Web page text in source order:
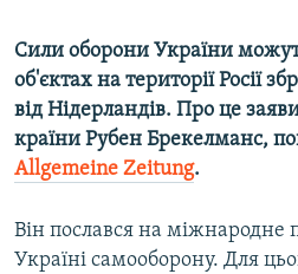
Усі сайти RFE/RL
Сили оборони України
об'єктах на території Росії
від Нідерландів. Про це
країни Рубен Брекелманс,
Allgemeine Zeitung.
Він послався на міжнародне
Україні самооборону. Для